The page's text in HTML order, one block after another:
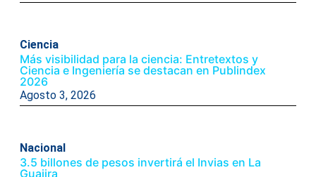
Ciencia
Más visibilidad para la ciencia: Entretextos y
Ciencia e Ingeniería se destacan en Publindex
2026
Agosto 3, 2026
Nacional
3.5 billones de pesos invertirá el Invias en La
Guajira